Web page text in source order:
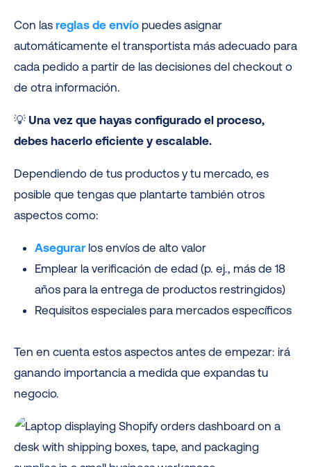
Con las reglas de envío puedes asignar
automáticamente el transportista más adecuado para
cada pedido a partir de las decisiones del checkout o
de otra información.
💡 Una vez que hayas configurado el proceso,
debes hacerlo eficiente y escalable.
Dependiendo de tus productos y tu mercado, es
posible que tengas que plantarte también otros
aspectos como:
Asegurarlos envíos de alto valor
Emplear la verificación de edad (p. ej., más de 18
años para la entrega de productos restringidos)
Requisitos especiales para mercados específicos
Ten en cuenta estos aspectos antes de empezar: irá
ganando importancia a medida que expandas tu
negocio.